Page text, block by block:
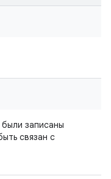
записаны
связан с